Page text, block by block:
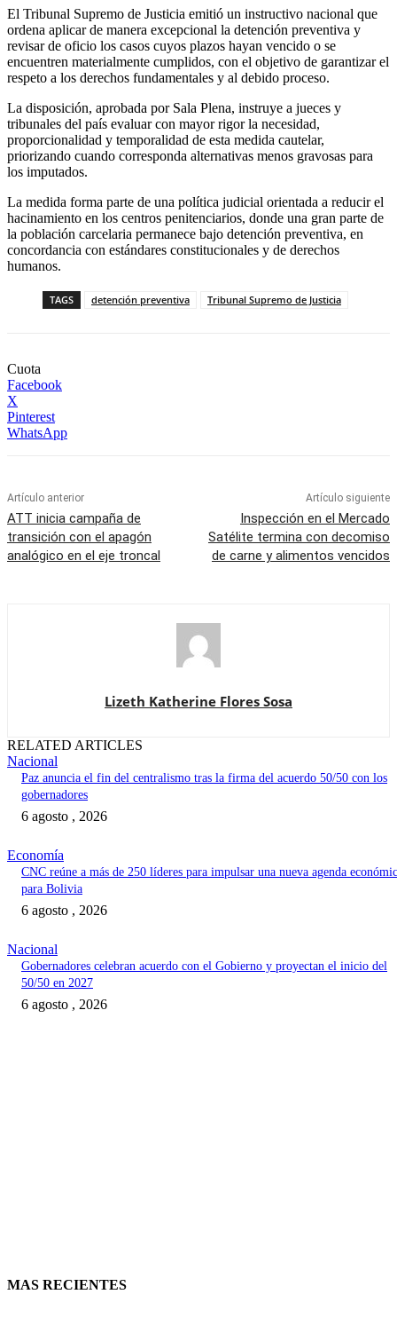
El Tribunal Supremo de Justicia emitió un instructivo nacional que
ordena aplicar de manera excepcional la detención preventiva y
revisar de oficio los casos cuyos plazos hayan vencido o se
encuentren materialmente cumplidos, con el objetivo de garantizar el
respeto a los derechos fundamentales y al debido proceso.
La disposición, aprobada por Sala Plena, instruye a jueces y
tribunales del país evaluar con mayor rigor la necesidad,
proporcionalidad y temporalidad de esta medida cautelar,
priorizando cuando corresponda alternativas menos gravosas para
los imputados.
La medida forma parte de una política judicial orientada a reducir el
hacinamiento en los centros penitenciarios, donde una gran parte de
la población carcelaria permanece bajo detención preventiva, en
concordancia con estándares constitucionales y de derechos
humanos.
TAGS detención preventiva Tribunal Supremo de Justicia
Cuota
Facebook
X
Pinterest
WhatsApp
Artículo anterior
ATT inicia campaña de
transición con el apagón
analógico en el eje troncal
Artículo siguiente
Inspección en el Mercado
Satélite termina con decomiso
de carne y alimentos vencidos
Lizeth Katherine Flores Sosa
RELATED ARTICLES
Nacional
Paz anuncia el fin del centralismo tras la firma del acuerdo 50/50 con los
gobernadores
6 agosto , 2026
Economía
CNC reúne a más de 250 líderes para impulsar una nueva agenda
para Bolivia
6 agosto , 2026
Nacional
Gobernadores celebran acuerdo con el Gobierno y proyectan el inicio del
50/50 en 2027
6 agosto , 2026
MAS RECIENTES